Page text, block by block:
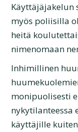
Käyttäjäjakelun
myös poliisilla
heitä
nimenomaan
Inhimillinen
monipuolisesti
nykytilanteessa
käyttäjille